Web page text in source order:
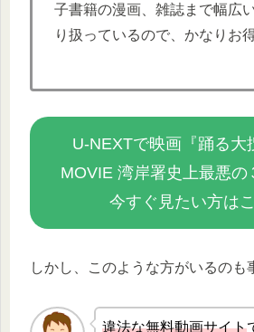
子書籍の漫画、雑誌まで幅広
り扱っているので、かなりお
U-NEXTで映画『踊る大
MOVIE 湾岸署史上最悪の
今すぐ見たい方は
しかし、このような方がいるのも
違法な無料動画サイト